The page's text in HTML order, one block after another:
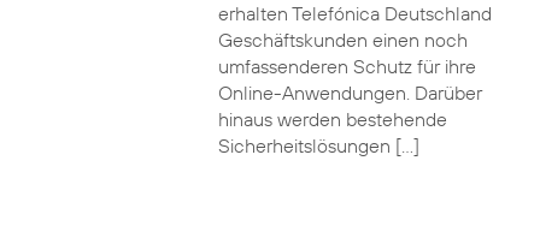
erhalten Telefónica Deutschland
Geschäftskunden einen noch
umfassenderen Schutz für ihre
Online-Anwendungen. Darüber
hinaus werden bestehende
Sicherheitslösungen […]